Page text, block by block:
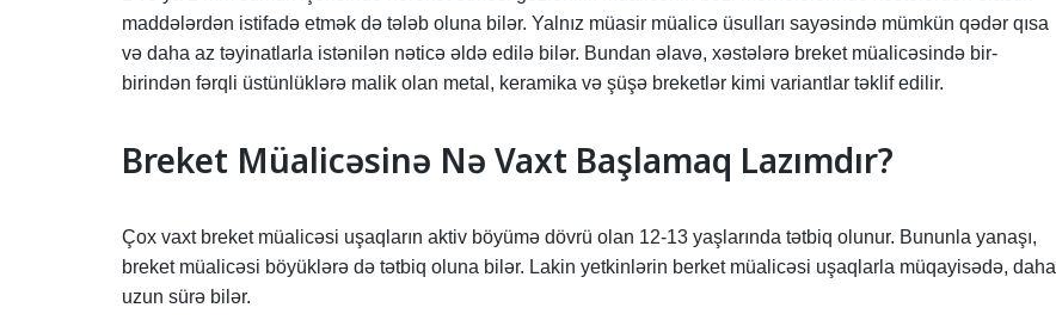
maddələrdən istifadə etmək də tələb oluna bilər. Yalnız müasir müalicə üsulları sayəsində mümkün qədər qısa
və daha az təyinatlarla istənilən nəticə əldə edilə bilər. Bundan əlavə, xəstələrə breket müalicəsində bir-
birindən fərqli üstünlüklərə malik olan metal, keramika və şüşə breketlər kimi variantlar təklif edilir.
Breket Müalicəsinə Nə Vaxt Başlamaq Lazımdır?
Çox vaxt breket müalicəsi uşaqların aktiv böyümə dövrü olan 12-13 yaşlarında tətbiq olunur. Bununla yanaşı,
breket müalicəsi böyüklərə də tətbiq oluna bilər. Lakin yetkinlərin berket müalicəsi uşaqlarla müqayisədə, daha
uzun sürə bilər.